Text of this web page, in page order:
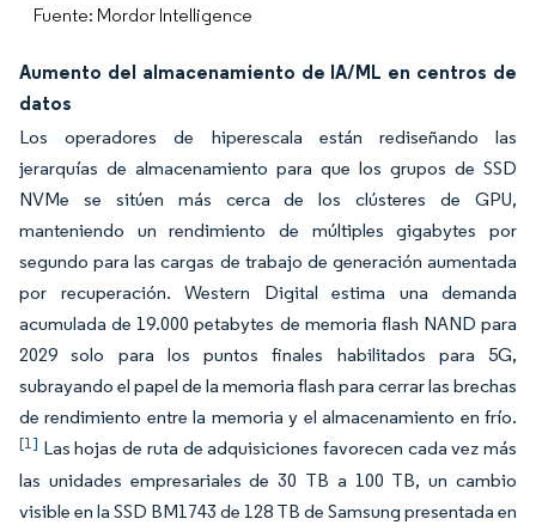
Fuente: Mordor Intelligence
Aumento del almacenamiento de IA/ML en centros de
datos
Los operadores de hiperescala están rediseñando las
jerarquías de almacenamiento para que los grupos de SSD
NVMe se sitúen más cerca de los clústeres de GPU,
manteniendo un rendimiento de múltiples gigabytes por
segundo para las cargas de trabajo de generación aumentada
por recuperación. Western Digital estima una demanda
acumulada de 19.000 petabytes de memoria flash NAND para
2029 solo para los puntos finales habilitados para 5G,
subrayando el papel de la memoria flash para cerrar las brechas
de rendimiento entre la memoria y el almacenamiento en frío.
[1] Las hojas de ruta de adquisiciones favorecen cada vez más
las unidades empresariales de 30 TB a 100 TB, un cambio
visible en la SSD BM1743 de 128 TB de Samsung presentada en